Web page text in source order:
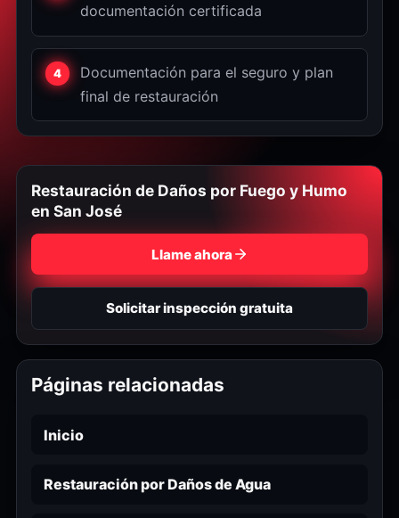
documentación certificada
Documentación para el seguro y plan
final de restauración
Restauración de Daños por Fuego y Humo
en San José
Llame ahora
Solicitar inspección gratuita
Páginas relacionadas
Inicio
Restauración por Daños de Agua